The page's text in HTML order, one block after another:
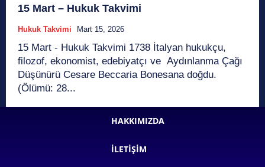
15 Mart – Hukuk Takvimi
Hukuk Takvimi Mart 15, 2026
15 Mart - Hukuk Takvimi 1738 İtalyan hukukçu,
filozof, ekonomist, edebiyatçı ve Aydınlanma Çağı
Düşünürü Cesare Beccaria Bonesana doğdu.
(Ölümü: 28...
HAKKIMIZDA
İLETIŞIM